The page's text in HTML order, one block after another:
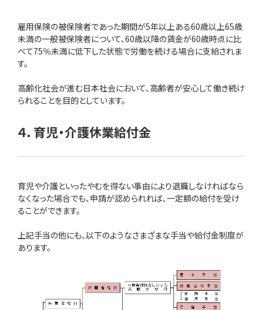
雇用保険の被保険者であった期間が5年以上ある60歳以上65歳
未満の一般被保険者について、60歳以降の賃金が60歳時点に比
べて75％未満に低下した状態で労働を続ける場合に支給されま
す。
高齢化社会が進む日本社会において、高齢者が安心して働き続け
られることを目的としています。
４．育児・介護休業給付金
育児や介護といったやむを得ない事由により退職しなければなら
なくなった場合でも、申請が認められれば、一定額の給付を受け
ることができます。
上記手当の他にも、以下のようなさまざまな手当や給付金制度が
あります。